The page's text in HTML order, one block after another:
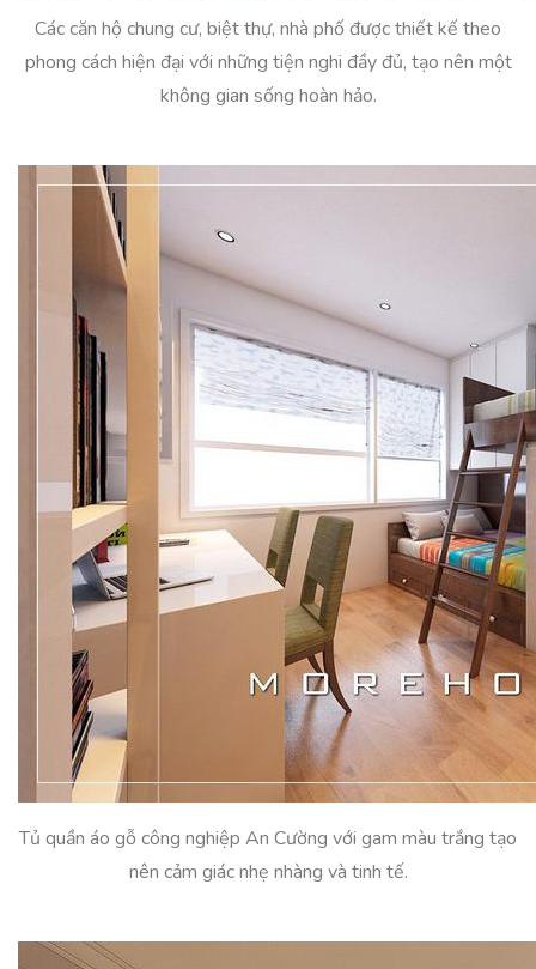
Các căn hộ chung cư, biệt thự, nhà phố được thiết kế theo
phong cách hiện đại với những tiện nghi đầy đủ, tạo nên một
không gian sống hoàn hảo.
Tủ quần áo gỗ công nghiệp An Cường với gam màu trắng tạo
nên cảm giác nhẹ nhàng và tinh tế.